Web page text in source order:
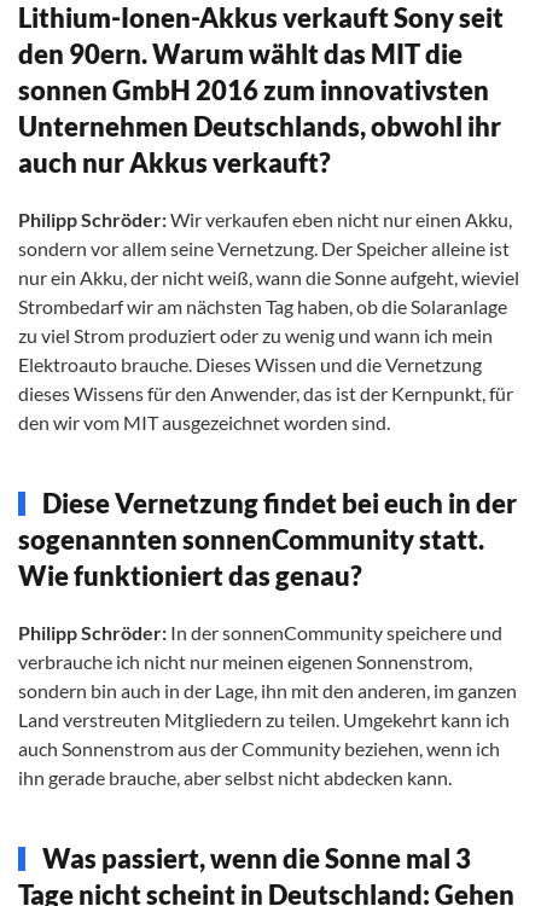
Lithium-Ionen-Akkus verkauft Sony seit
den 90ern. Warum wählt das MIT die
sonnen GmbH 2016 zum innovativsten
Unternehmen Deutschlands, obwohl ihr
auch nur Akkus verkauft?
Philipp Schröder:Wir verkaufen eben nicht nur einen Akku,
sondern vor allem seine Vernetzung. Der Speicher alleine ist
nur ein Akku, der nicht weiß, wann die Sonne aufgeht, wieviel
Strombedarf wir am nächsten Tag haben, ob die Solaranlage
zu viel Strom produziert oder zu wenig und wann ich mein
Elektroauto brauche. Dieses Wissen und die Vernetzung
dieses Wissens für den Anwender, das ist der Kernpunkt, für
den wir vom MIT ausgezeichnet worden sind.
Diese Vernetzung findet bei euch in der
sogenannten sonnenCommunity statt.
Wie funktioniert das genau?
Philipp Schröder: In der sonnenCommunity speichere und
verbrauche ich nicht nur meinen eigenen Sonnenstrom,
sondern bin auch in der Lage, ihn mit den anderen, im ganzen
Land verstreuten Mitgliedern zu teilen. Umgekehrt kann ich
auch Sonnenstrom aus der Community beziehen, wenn ich
ihn gerade brauche, aber selbst nicht abdecken kann.
Was passiert, wenn die Sonne mal 3
Tage nicht scheint in Deutschland: Gehen